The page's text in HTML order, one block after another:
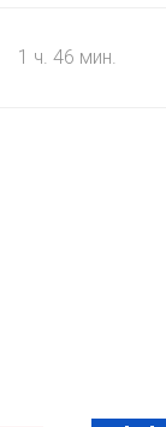
1 ч. 46 мин.